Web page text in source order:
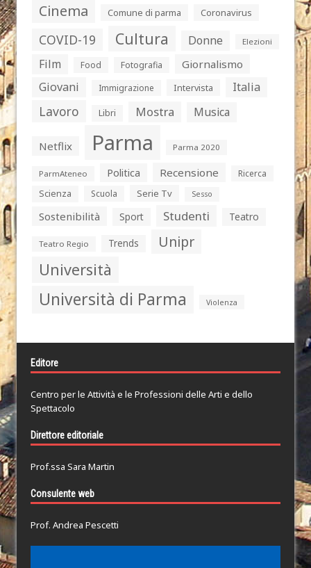
Cinema Comune di parma Coronavirus
COVID-19 Cultura Donne Elezioni
Film Food Fotografia Giornalismo
Giovani Immigrazione Intervista Italia
Lavoro Libri Mostra Musica
Netflix Parma Parma 2020
ParmAteneo Politica Recensione
Ricerca
Scienza
Scuola Serie Tv Sesso
Sostenibilità Sport Studenti Teatro
Teatro Regio Trends Unipr
Università
Università di Parma Violenza
Editore
Centro per le Attività e le Professioni delle Arti e dello
Spettacolo
Direttore editoriale
Prof.ssa Sara Martin
Consulente web
Prof. Andrea Pescetti